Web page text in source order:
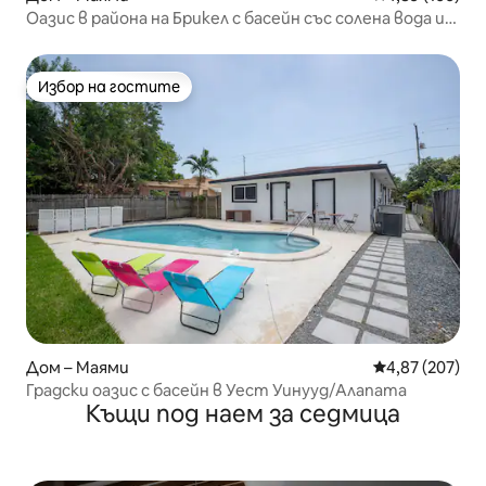
Оазис в района на Брикел с басейн със солена вода и
Избор на гостите
Избор на гостите
Дом – Маями Средна
4,87 (207)
Градски оазис с басейн в Уест Уинууд/Алапата
Къщи под наем за седмица